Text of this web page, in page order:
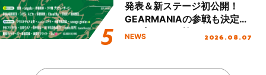
発表＆新ステージ初公開！
GEARMANIAの参戦も決定
し、初となる第3ステージの
NEWS 2026.08.07